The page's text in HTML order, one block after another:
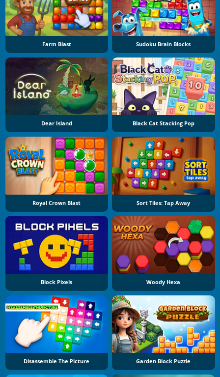
Farm Blast Sudoku Brain Blocks
Dear Island Black Cat Stacking Pop
Royal Crown Blast Sort Tiles: Tap Away
Block Pixels Woody Hexa
Disassemble The Picture Garden Block Puzzle